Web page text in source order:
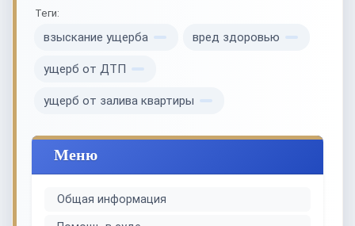
Теги:
взыскание ущерба вред здоровью
ущерб от ДТП
ущерб от залива квартиры
Меню
Общая информация